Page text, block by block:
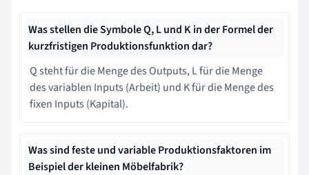
Was stellen die Symbole Q, L und K in der Formel der
kurzfristigen Produktionsfunktion dar?
Q steht für die Menge des Outputs, L für die Menge
des variablen Inputs (Arbeit) und K für die Menge des
fixen Inputs (Kapital).
Was sind feste und variable Produktionsfaktoren im
Beispiel der kleinen Möbelfabrik?